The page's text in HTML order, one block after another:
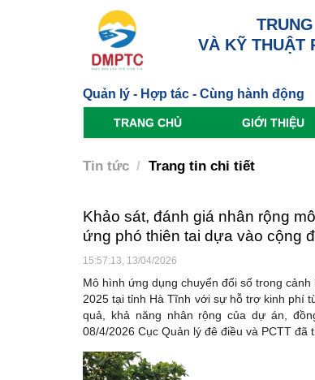
VÀ KỸ THUẬT
Quản lý - Hợp tác - Cùng hành động
TRANG CHỦ GIỚI THIỆU
Tin tức Trang tin chi tiết
Khảo sát, đánh giá nhân rộng
ứng phó thiên tai dựa vào cộng
15:57:13, 13/04/2026
Mô hình ứng dụng chuyển đổi số trong
2025 tại tỉnh Hà Tĩnh với sự hỗ trợ kinh phí
quả, khả năng nhân rộng của dự án,
08/4/2026 Cục Quản lý đê điều và PCTT đã